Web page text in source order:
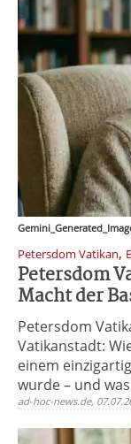
Petersdom Vatikan,
Petersdom
Macht der
Petersdom
Vatikanstadt:
einem
wurde – und
ad-hoc-news.de,